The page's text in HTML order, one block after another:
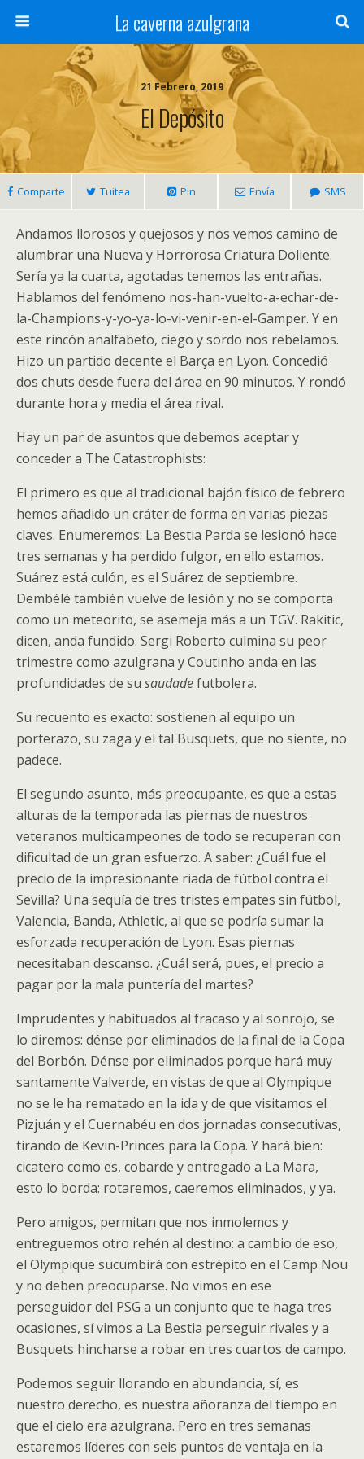
La caverna azulgrana
21 Febrero, 2019
El Depósito
Comparte Tuitea Pin Envía SMS
Andamos llorosos y quejosos y nos vemos camino de
alumbrar una Nueva y Horrorosa Criatura Doliente.
Sería ya la cuarta, agotadas tenemos las entrañas.
Hablamos del fenómeno nos-han-vuelto-a-echar-de-
la-Champions-y-yo-ya-lo-vi-venir-en-el-Gamper. Y en
este rincón analfabeto, ciego y sordo nos rebelamos.
Hizo un partido decente el Barça en Lyon. Concedió
dos chuts desde fuera del área en 90 minutos. Y rondó
durante hora y media el área rival.
Hay un par de asuntos que debemos aceptar y
conceder a The Catastrophists:
El primero es que al tradicional bajón físico de febrero
hemos añadido un cráter de forma en varias piezas
claves. Enumeremos: La Bestia Parda se lesionó hace
tres semanas y ha perdido fulgor, en ello estamos.
Suárez está culón, es el Suárez de septiembre.
Dembélé también vuelve de lesión y no se comporta
como un meteorito, se asemeja más a un TGV. Rakitic,
dicen, anda fundido. Sergi Roberto culmina su peor
trimestre como azulgrana y Coutinho anda en las
profundidades de su saudadefutbolera.
Su recuento es exacto: sostienen al equipo un
porterazo, su zaga y el tal Busquets, que no siente, no
padece.
El segundo asunto, más preocupante, es que a estas
alturas de la temporada las piernas de nuestros
veteranos multicampeones de todo se recuperan con
dificultad de un gran esfuerzo. A saber: ¿Cuál fue el
precio de la impresionante riada de fútbol contra el
Sevilla? Una sequía de tres tristes empates sin fútbol,
Valencia, Banda, Athletic, al que se podría sumar la
esforzada recuperación de Lyon. Esas piernas
necesitaban descanso. ¿Cuál será, pues, el precio a
pagar por la mala puntería del martes?
Imprudentes y habituados al fracaso y al sonrojo, se
lo diremos: dénse por eliminados de la final de la Copa
del Borbón. Dénse por eliminados porque hará muy
santamente Valverde, en vistas de que al Olympique
no se le ha rematado en la ida y de que visitamos el
Pizjuán y el Cuernabéu en dos jornadas consecutivas,
tirando de Kevin-Princes para la Copa. Y hará bien:
cicatero como es, cobarde y entregado a La Mara,
esto lo borda: rotaremos, caeremos eliminados, y ya.
Pero amigos, permitan que nos inmolemos y
entreguemos otro rehén al destino: a cambio de eso,
el Olympique sucumbirá con estrépito en el Camp Nou
y no deben preocuparse. No vimos en ese
perseguidor del PSG a un conjunto que te haga tres
ocasiones, sí vimos a La Bestia perseguir rivales y a
Busquets hincharse a robar en tres cuartos de campo.
Podemos seguir llorando en abundancia, sí, es
nuestro derecho, es nuestra añoranza del tiempo en
que el cielo era azulgrana. Pero en tres semanas
estaremos líderes con seis puntos de ventaja en la